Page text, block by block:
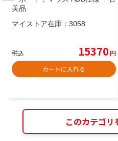
美品
マイストア在庫： 3058
税込 15370円
カートに入れる
このカテゴリ